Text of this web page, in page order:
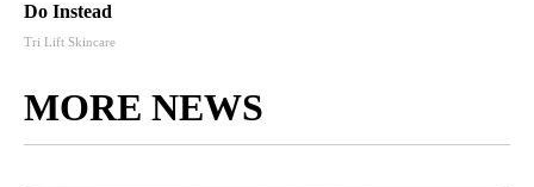
Do Instead
Tri Lift Skincare
MORE NEWS